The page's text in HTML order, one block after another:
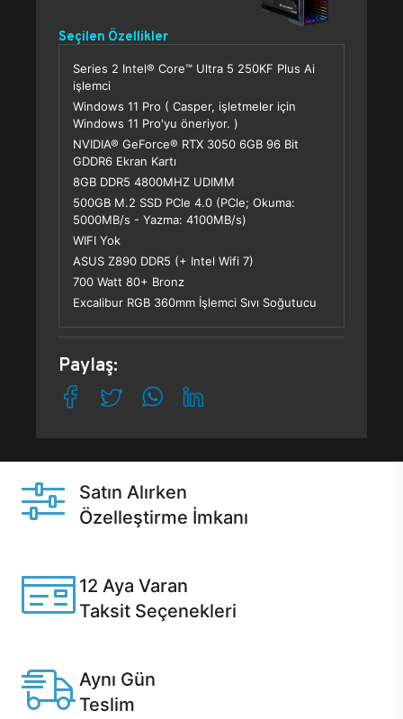
Seçilen Özellikler
Series 2 Intel® Core™ Ultra 5 250KF Plus Ai
işlemci
Windows 11 Pro ( Casper, işletmeler için
Windows 11 Pro'yu öneriyor. )
NVIDIA® GeForce® RTX 3050 6GB 96 Bit
GDDR6 Ekran Kartı
8GB DDR5 4800MHZ UDIMM
500GB M.2 SSD PCle 4.0 (PCle; Okuma:
5000MB/s - Yazma: 4100MB/s)
WIFI Yok
ASUS Z890 DDR5 (+ Intel Wifi 7)
700 Watt 80+ Bronz
Excalibur RGB 360mm İşlemci Sıvı Soğutucu
Paylaş:
Satın Alırken
Özelleştirme İmkanı
12 Aya Varan
Taksit Seçenekleri
Aynı Gün
Teslim